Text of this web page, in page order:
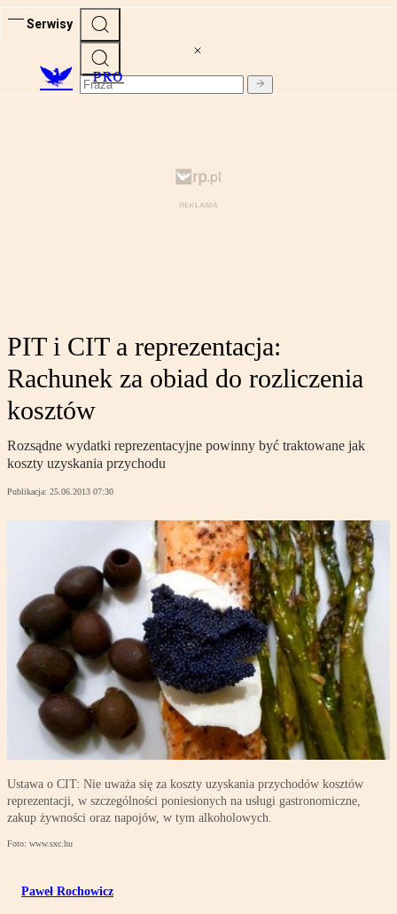
Serwisy
PRO
PIT i CIT a reprezentacja:
Rachunek za obiad do rozliczenia
kosztów
Rozsądne wydatki reprezentacyjne powinny być traktowane jak
koszty uzyskania przychodu
Publikacja: 25.06.2013 07:30
Ustawa o CIT: Nie uważa się za koszty uzyskania przychodów kosztów
reprezentacji, w szczególności poniesionych na usługi gastronomiczne,
zakup żywności oraz napojów, w tym alkoholowych.
Foto: www.sxc.hu
Paweł Rochowicz